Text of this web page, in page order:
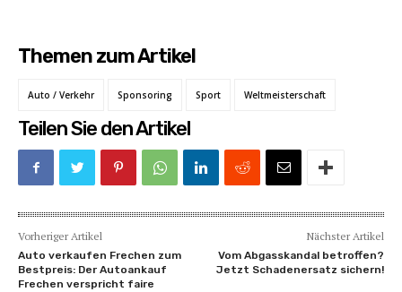
Themen zum Artikel
Auto / Verkehr Sponsoring Sport Weltmeisterschaft
Teilen Sie den Artikel
Vorheriger Artikel
Auto verkaufen Frechen zum
Bestpreis: Der Autoankauf
Frechen verspricht faire
Nächster Artikel
Vom Abgasskandal betroffen?
Jetzt Schadenersatz sichern!